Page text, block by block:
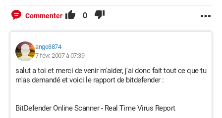
Commenter 0
ange8874
7 févr. 2007 à 07:39
salut a toi et merci de venir m'aider, j'ai donc fait tout ce que tu
m'as demandé et voici le rapport de bitdefender :
BitDefender Online Scanner - Real Time Virus Report